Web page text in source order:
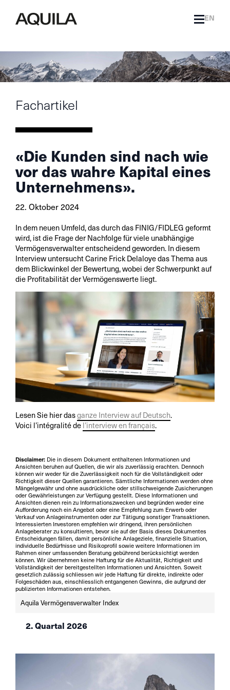
EN
Fachartikel
«Die Kunden sind nach wie
vor das wahre Kapital eines
Unternehmens».
22. Oktober 2024
In dem neuen Umfeld, das durch das FINIG/FIDLEG geformt
wird, ist die Frage der Nachfolge für viele unabhängige
Vermögensverwalter entscheidend geworden. In diesem
Interview untersucht Carine Frick Delaloye das Thema aus
dem Blickwinkel der Bewertung, wobei der Schwerpunkt auf
die Profitabilität der Vermögenswerte liegt.
Lesen Sie hier dasganze Interview auf Deutsch.
Voici l’intégralité de l’interview en français.
Disclaimer: Die in diesem Dokument enthaltenen Informationen und
Ansichten beruhen auf Quellen, die wir als zuverlässig erachten. Dennoch
können wir weder für die Zuverlässigkeit noch für die Vollständigkeit oder
Richtigkeit dieser Quellen garantieren. Sämtliche Informationen werden ohne
Mängelgewähr und ohne ausdrückliche oder stillschweigende Zusicherungen
oder Gewährleistungen zur Verfügung gestellt. Diese Informationen und
Ansichten dienen rein zu Informationszwecken und begründen weder eine
Aufforderung noch ein Angebot oder eine Empfehlung zum Erwerb oder
Verkauf von Anlageinstrumenten oder zur Tätigung sonstiger Transaktionen.
Interessierten Investoren empfehlen wir dringend, ihren persönlichen
Anlageberater zu konsultieren, bevor sie auf der Basis dieses Dokumentes
Entscheidungen fällen, damit persönliche Anlageziele, finanzielle Situation,
individuelle Bedürfnisse und Risikoprofil sowie weitere Informationen im
Rahmen einer umfassenden Beratung gebührend berücksichtigt werden
können. Wir übernehmen keine Haftung für die Aktualität, Richtigkeit und
Vollständigkeit der bereitgestellten Informationen und Ansichten. Soweit
gesetzlich zulässig schliessen wir jede Haftung für direkte, indirekte oder
Folgeschäden aus, einschliesslich entgangenen Gewinns, die aufgrund der
publizierten Informationen entstehen.
Aquila Vermögensverwalter Index
2. Quartal 2026